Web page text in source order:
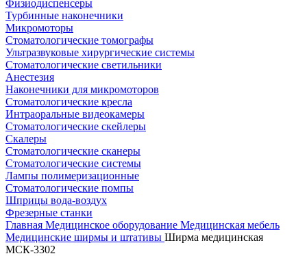
Физиодиспенсеры
Турбинные наконечники
Микромоторы
Стоматологические томографы
Ультразвуковые хирургические системы
Стоматологические светильники
Анестезия
Наконечники для микромоторов
Стоматологические кресла
Интраоральные видеокамеры
Стоматологические скейлеры
Скалеры
Стоматологические сканеры
Стоматологические системы
Лампы полимеризационные
Стоматологические помпы
Шприцы вода-воздух
Фрезерные станки
Главная Медицинское оборудование Медицинская мебель
Медицинские ширмы и штативы Ширма медицинская
МСК-3302